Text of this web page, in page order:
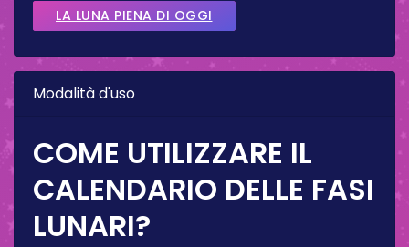
LA LUNA PIENA DI OGGI
Modalità d'uso
COME UTILIZZARE IL
CALENDARIO DELLE FASI
LUNARI?